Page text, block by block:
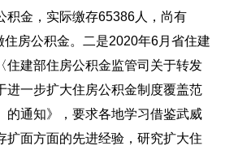
积金，实际缴存65386人，尚有
房公积金。二是2020年6月省住建
住建部住房公积金监管司关于转发
进一步扩大住房公积金制度覆盖范
的通知》，要求各地学习借鉴武威
扩面方面的先进经验，研究扩大住